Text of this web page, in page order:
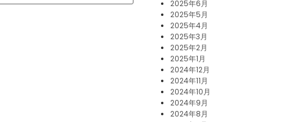
2025年6月
2025年5月
2025年4月
2025年3月
2025年2月
2025年1月
2024年12月
2024年11月
2024年10月
2024年9月
2024年8月